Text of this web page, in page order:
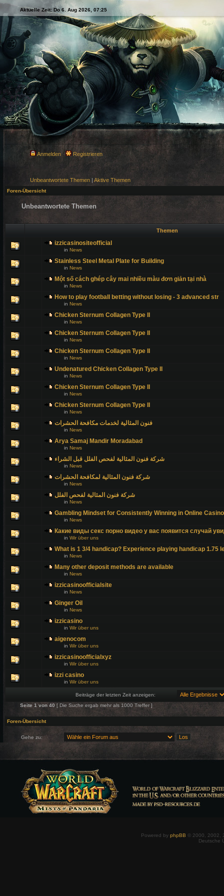
Aktuelle Zeit: Do 6. Aug 2026, 07:25
Anmelden Registrieren
Unbeantwortete Themen | Aktive Themen
Foren-Übersicht
Unbeantwortete Themen
Themen
izzicasinositeofficial
in News
Stainless Steel Metal Plate for Building
in News
Một số cách ghép cây mai nhiều màu đơn giản tại nhà
in News
How to play football betting without losing - 3 advanced str
in News
Chicken Sternum Collagen Type II
in News
Chicken Sternum Collagen Type II
in News
Chicken Sternum Collagen Type II
in News
Undenatured Chicken Collagen Type II
in News
Chicken Sternum Collagen Type II
in News
Chicken Sternum Collagen Type II
in News
فنون المثالية لخدمات مكافحة الحشرات
in News
Arya Samaj Mandir Moradabad
in News
شركة فنون المثالية لفحص الفلل قبل الشراء
in News
شركة فنون المثالية لمكافحة الحشرات
in News
شركة فنون المثالية لفحص الفلل
in News
Gambling Mindset for Consistently Winning in Online
in News
Какие виды секс порно видео у вас появится случай
in Wir über uns
What is 1 3/4 handicap? Experience playing handicap 1.75
in News
Many other deposit methods are available
in News
izzicasinoofficialsite
in News
Ginger Oil
in News
izzicasino
in Wir über uns
aigenocom
in Wir über uns
izzicasinoofficialxyz
in Wir über uns
izzi casino
in Wir über uns
Beiträge der letzten Zeit anzeigen:
Seite 1 von40 [ Die Suche ergab mehr als 1000 Treffer ]
Foren-Übersicht
Gehe zu:
Powered by phpBB © 2000, 2002,
Deutsche